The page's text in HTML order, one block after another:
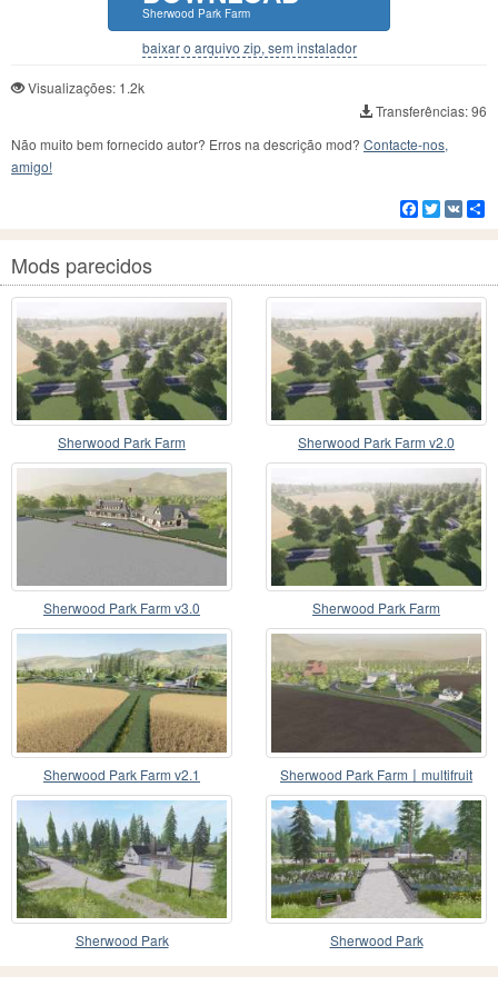
Sherwood Park Farm
baixar o arquivo zip, sem instalador
Visualizações: 1.2k
Transferências: 96
Não muito bem fornecido autor? Erros na descrição mod? Contacte-nos,
amigo!
Facebook
Twitter
VK
Mods parecidos
Sherwood Park Farm Sherwood Park Farm v2.0
Sherwood Park Farm v3.0 Sherwood Park Farm
Sherwood Park Farm v2.1 Sherwood Park Farm〡multifruit
Sherwood Park Sherwood Park